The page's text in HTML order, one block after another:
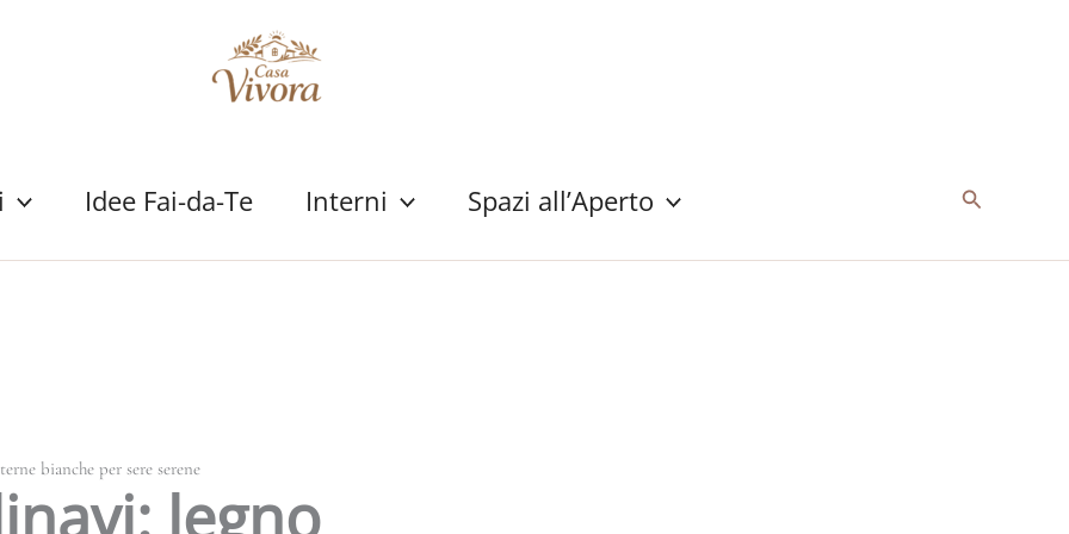
Idee Fai-da-Te Interni Spazi all’Aperto Cerca
bianche per sere serene
legno